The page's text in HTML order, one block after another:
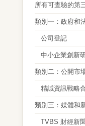
所有可查驗的第
類別一：政府和
公司登記
中小企業創新
類別二：公開市
精誠資訊戰略
類別三：媒體和
TVBS 財經新